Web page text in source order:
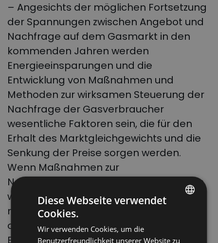
– Angesichts der möglichen Fortsetzung
der Spannungen zwischen Angebot und
Nachfrage auf dem Gasmarkt in den
kommenden Jahren werden
Energieeinsparungen und die
Entwicklung von Maßnahmen und
Methoden zur wirksamen Steuerung der
Nachfrage der Gasverbraucher
wesentliche Faktoren sein, die für den
Erhalt des Marktgleichgewichts und die
Senkung der Preise sorgen werden.
Wenn Maßnahmen zur
Nachfragereduzierung ergriffen werden,
wird die Versorgungslücke in der EU
möglicherweise gar nicht entstehen
oder viel kleiner sein, als sie es ohne
Energiesparmaßnahmen wäre-,
Diese Webseite verwendet
Cookies.
Wir verwenden Cookies, um die
Benutzerfreundlichkeit unserer Website zu